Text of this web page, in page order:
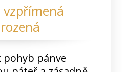
pohyb pánve